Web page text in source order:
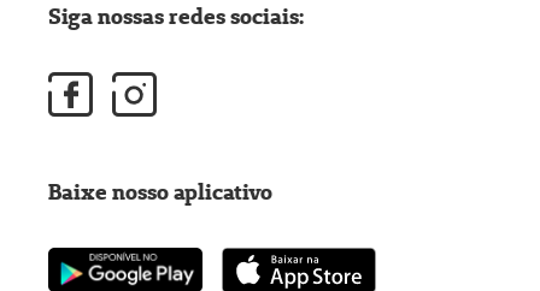
Siga nossas redes sociais:
Baixe nosso aplicativo